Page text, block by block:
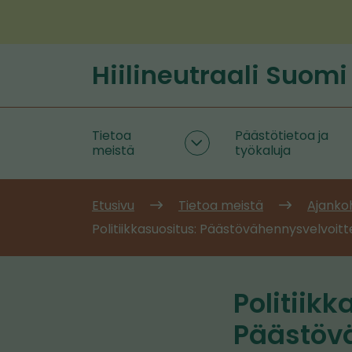
Etusivu
Hiilineutraali Suomi
Tietoa
meistä
Tietoa
alasivut
Päästötietoa ja
työkaluja
Etusivu Tietoa meistä
Politiikkasuositus: